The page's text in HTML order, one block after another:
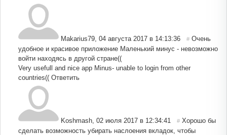
Makarius79 04 августа 2017 в 14:13:36 # Очень
удобное и красивое приложение Маленький минус - невозможно
войти находясь в другой стране((
Very usefull and nice app Minus- unable to login from other
countries(( Ответить
Koshmash 02 июля 2017 в 12:34:41 # Хорошо бы
сделать возможность убирать наслоения вкладок, чтобы